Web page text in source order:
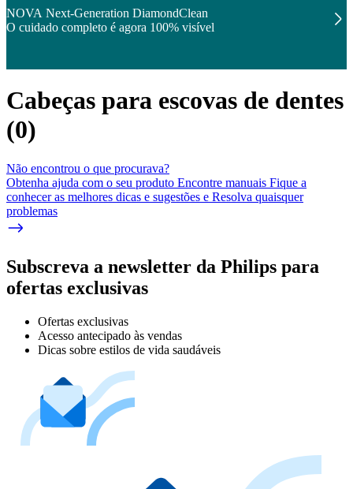
NOVA Next-Generation DiamondClean
O cuidado completo é agora 100% visível
Cabeças para escovas de dentes
(0)
Não encontrou o que procurava?
Obtenha ajuda com o seu produto Encontre manuais Fique a
conhecer as melhores dicas e sugestões e Resolva quaisquer
problemas
Subscreva a newsletter da Philips para
ofertas exclusivas
Ofertas exclusivas
Acesso antecipado às vendas
Dicas sobre estilos de vida saudáveis